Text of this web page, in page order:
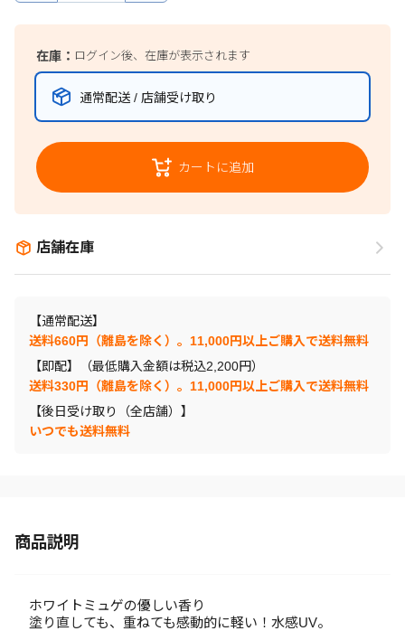
在庫： ログイン後、在庫が表示されます
通常配送 / 店舗受け取り
カートに追加
店舗在庫
【通常配送】
送料660円（離島を除く）。11,000円以上ご購入で送料無料
【即配】（最低購入金額は税込2,200円）
送料330円（離島を除く）。11,000円以上ご購入で送料無料
【後日受け取り（全店舗）】
いつでも送料無料
商品説明
ホワイトミュゲの優しい香り
塗り直しても、重ねても感動的に軽い！水感UV。